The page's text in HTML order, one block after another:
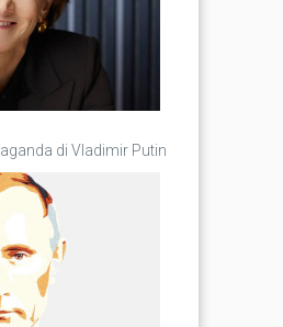
di Vladimir Putin